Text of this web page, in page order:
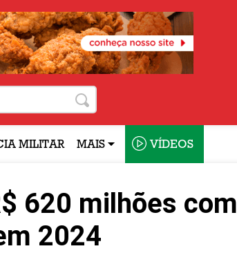
MILITAR MAIS VÍDEOS
620 milhões com
2024